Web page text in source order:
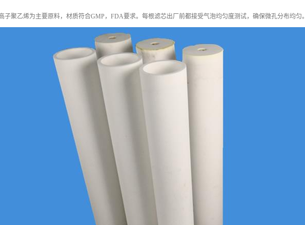
子聚乙烯为主要原料，材质符合GMP，FDA要求。每根滤芯出厂前都接受气泡均匀度测试，确保微孔分布均匀。